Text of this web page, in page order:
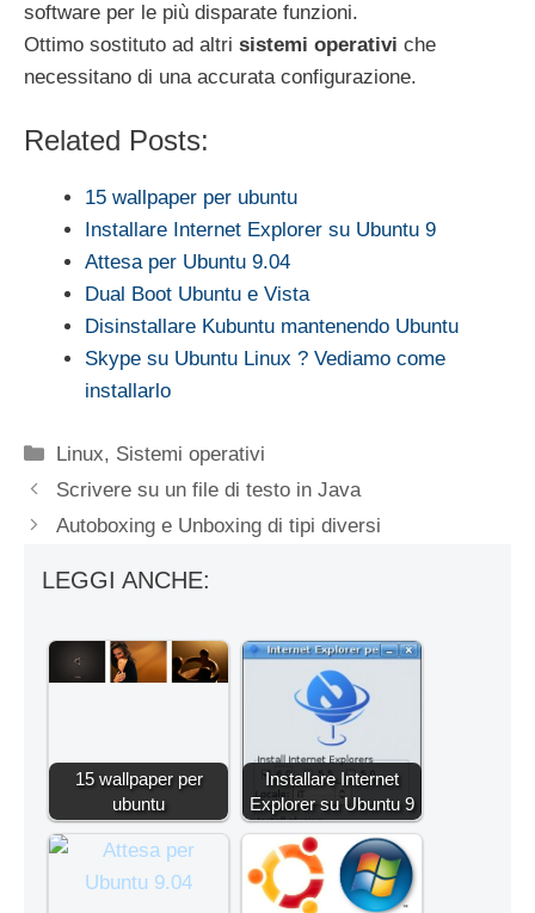
software per le più disparate funzioni.
Ottimo sostituto ad altri sistemi operativi che
necessitano di una accurata configurazione.
Related Posts:
15 wallpaper per ubuntu
Installare Internet Explorer su Ubuntu 9
Attesa per Ubuntu 9.04
Dual Boot Ubuntu e Vista
Disinstallare Kubuntu mantenendo Ubuntu
Skype su Ubuntu Linux ? Vediamo come
installarlo
Categorie
Linux, Sistemi operativi
Scrivere su un file di testo in Java
Autoboxing e Unboxing di tipi diversi
LEGGI ANCHE:
15 wallpaper per
ubuntu
Installare Internet
Explorer su Ubuntu 9